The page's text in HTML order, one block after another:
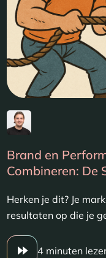
Brand en
Combineren: De
Herken je dit? Je
resultaten op die je
4 minuten